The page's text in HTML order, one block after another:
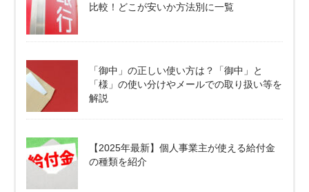
比較！どこが安いか方法別に一覧
「御中」の正しい使い方は？「御中」と
「様」の使い分けやメールでの取り扱い等を
解説
【2025年最新】個人事業主が使える給付金
の種類を紹介